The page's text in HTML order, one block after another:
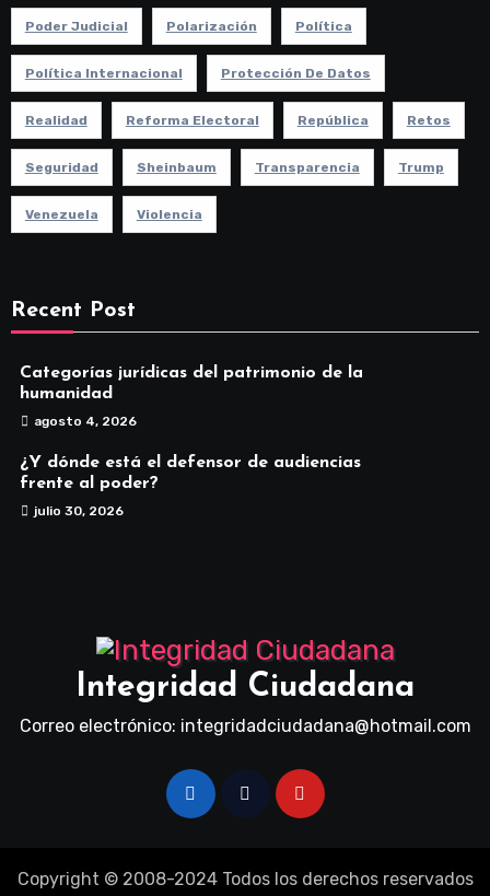
Poder Judicial Polarización Política
Política Internacional Protección De Datos
Realidad Reforma Electoral República Retos
Seguridad Sheinbaum Transparencia Trump
Venezuela Violencia
Recent Post
Categorías jurídicas del patrimonio de la
humanidad
agosto 4, 2026
¿Y dónde está el defensor de audiencias
frente al poder?
julio 30, 2026
Integridad Ciudadana
Correo electrónico: integridadciudadana@hotmail.com
Copyright © 2008-2024 Todos los derechos reservados